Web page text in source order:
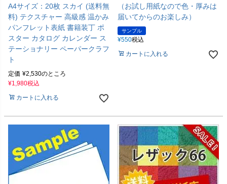
A4サイズ：20枚 スカイ (送料無
料) テクスチャー 高級感 温かみ
パンフレット表紙 書籍装丁 ポ
スター カタログ カレンダー ス
テーショナリー ペーパークラフ
ト
定価 ¥2,530のところ
¥1,980税込
カートに入れる
（お試し用紙なので色・厚みは
届いてからのお楽しみ）
サンプル
¥550税込
カートに入れる